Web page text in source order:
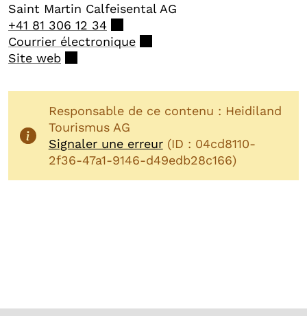
Saint Martin Calfeisental AG
+41 81 306 12 34
Courrier électronique
Site web
Responsable de ce contenu : Heidiland
Tourismus AG
Signaler une erreur(ID : 04cd8110-
2f36-47a1-9146-d49edb28c166)